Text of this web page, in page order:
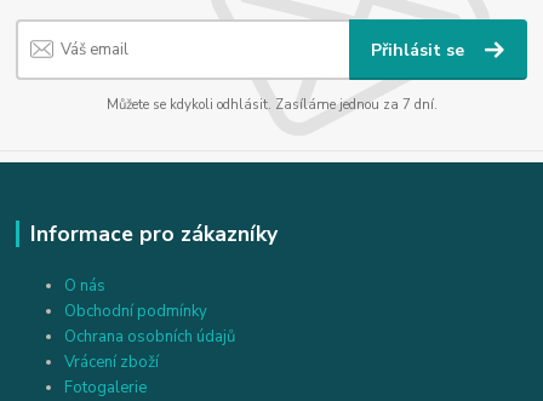
Přihlásit se
Můžete se kdykoli odhlásit. Zasíláme jednou za 7 dní.
Informace pro zákazníky
O nás
Obchodní podmínky
Ochrana osobních údajů
Vrácení zboží
Fotogalerie